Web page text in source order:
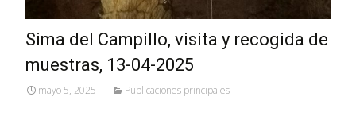
Sima del Campillo, visita y recogida de
muestras, 13-04-2025
mayo 5, 2025 Publicaciones principales